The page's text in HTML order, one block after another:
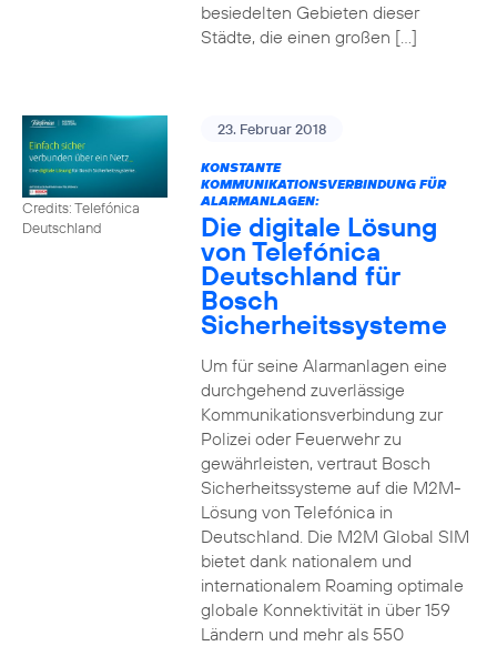
besiedelten Gebieten dieser
Städte, die einen großen […]
Credits: Telefónica
Deutschland
23. Februar 2018
KONSTANTE
KOMMUNIKATIONSVERBINDUNG FÜR
ALARMANLAGEN:
Die digitale Lösung
von Telefónica
Deutschland für
Bosch
Sicherheitssysteme
Um für seine Alarmanlagen eine
durchgehend zuverlässige
Kommunikationsverbindung zur
Polizei oder Feuerwehr zu
gewährleisten, vertraut Bosch
Sicherheitssysteme auf die M2M-
Lösung von Telefónica in
Deutschland. Die M2M Global SIM
bietet dank nationalem und
internationalem Roaming optimale
globale Konnektivität in über 159
Ländern und mehr als 550